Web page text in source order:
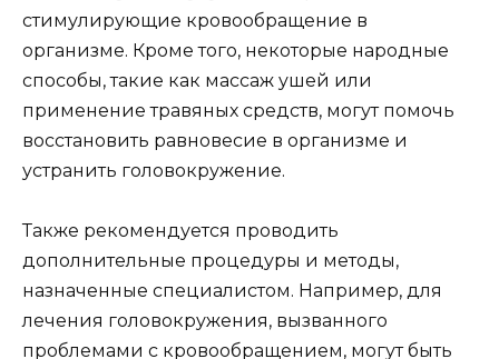
стимулирующие кровообращение в
организме. Кроме того, некоторые народные
способы, такие как массаж ушей или
применение травяных средств, могут помочь
восстановить равновесие в организме и
устранить головокружение.
Также рекомендуется проводить
дополнительные процедуры и методы,
назначенные специалистом. Например, для
лечения головокружения, вызванного
проблемами с кровообращением, могут быть